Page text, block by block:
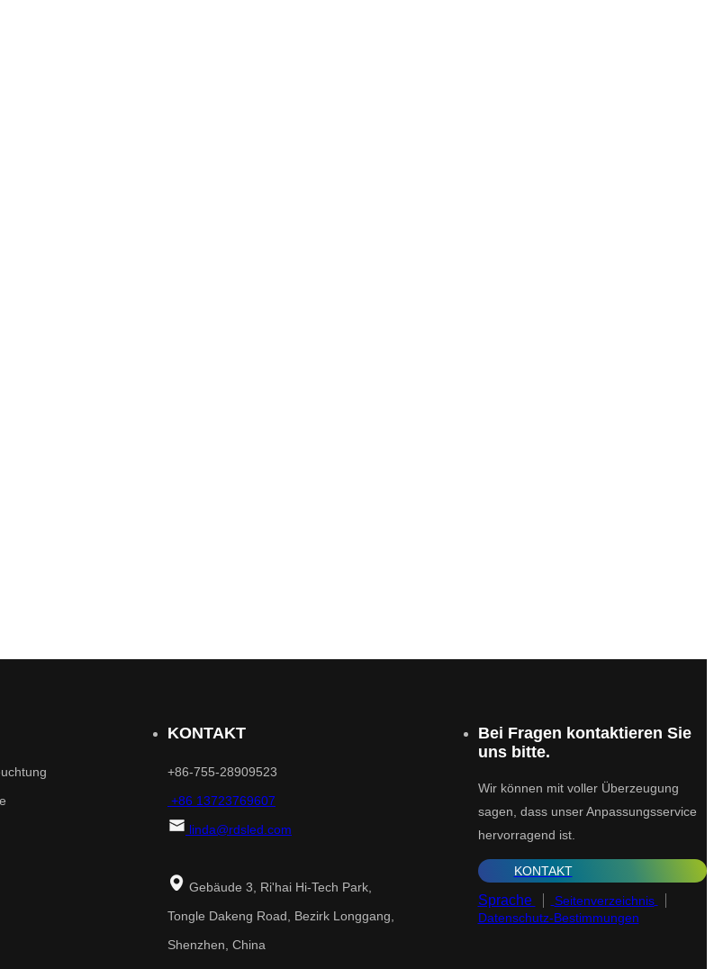
KONTAKT
+86-755-28909523
+86 13723769607
linda@rdsled.com
Gebäude 3, Ri'hai Hi-Tech Park,
Tongle Dakeng Road, Bezirk Longgang,
Shenzhen, China
Bei Fragen kontaktieren Sie
uns bitte.
Wir können mit voller Überzeugung
sagen, dass unser Anpassungsservice
hervorragend ist.
KONTAKT
Sprache
Seitenverzeichnis
Datenschutz-Bestimmungen